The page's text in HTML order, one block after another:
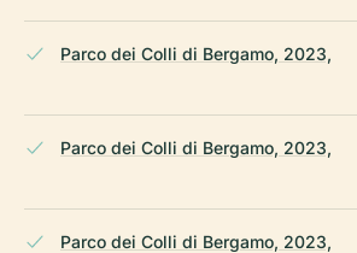
Parco dei Colli di Bergamo, 2023,
Parco dei Colli di Bergamo, 2023,
Parco dei Colli di Bergamo, 2023,